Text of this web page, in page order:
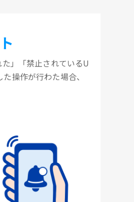
」「禁止されているU
操作が行わた場合、